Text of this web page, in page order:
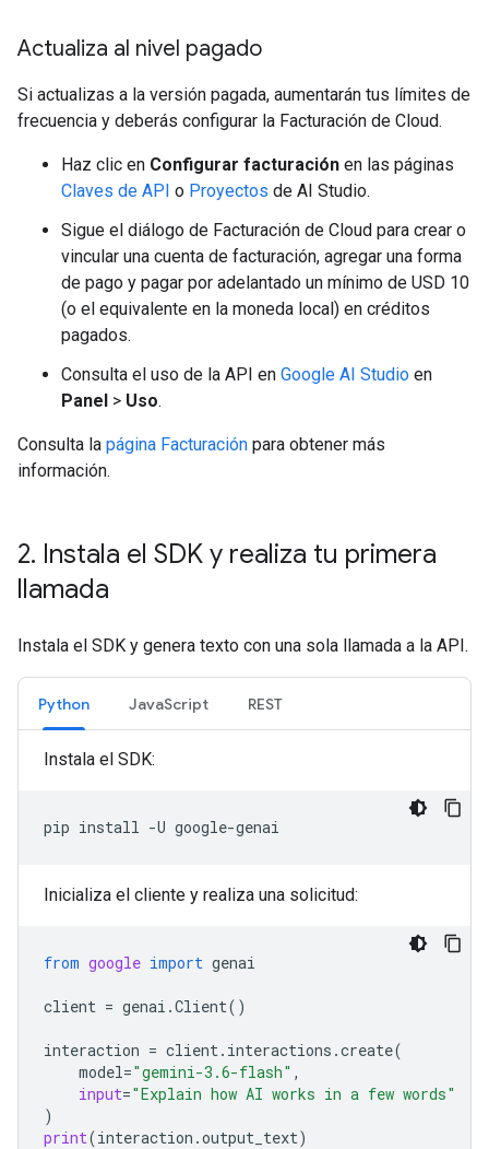
Actualiza al nivel pagado
Si actualizas a la versión pagada, aumentarán tus límites de
frecuencia y deberás configurar la Facturación de Cloud.
Haz clic en Configurar facturación en las páginas
Claves de API o Proyectos de AI Studio.
Sigue el diálogo de Facturación de Cloud para crear o
vincular una cuenta de facturación, agregar una forma
de pago y pagar por adelantado un mínimo de USD 10
(o el equivalente en la moneda local) en créditos
pagados.
Consulta el uso de la API en Google AI Studio en
Panel > Uso.
Consulta la página Facturación para obtener más
información.
2. Instala el SDK y realiza tu primera
llamada
Instala el SDK y genera texto con una sola llamada a la API.
Python JavaScript REST
Instala el SDK:
pip install -U
Inicializa el cliente y realiza una solicitud:
from google import genai
client = genai .Client()
interaction = client. interactions .create(
model="gemini-3.6-flash" ,
input="Explain how AI works in a few words"
)
print(interaction .output_text)